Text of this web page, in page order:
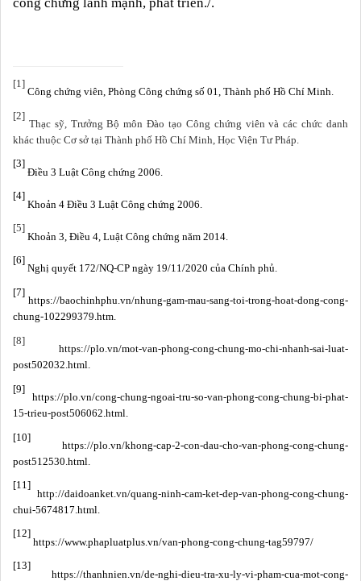
[1]
Công chứng viên, Phòng Công chứng số 01, Thành phố Hồ Chí Minh.
[2]
Thạc sỹ, Trưởng Bộ môn Đào tạo Công chứng viên và các chức danh
khác thuộc Cơ sở tại Thành phố Hồ Chí Minh, Học Viện Tư Pháp.
[3]
Điều 3 Luật Công chứng 2006.
[4]
Khoản 4 Điều 3 Luật Công chứng 2006.
[5]
Khoản 3, Điều 4, Luật Công chứng năm 2014.
[6]
Nghị quyết 172/NQ-CP ngày 19/11/2020 của Chính phủ.
[7]
https://baochinhphu.vn/nhung-gam-mau-sang-toi-trong-hoat-dong-cong-
chung-102299379.htm.
[8]
https://plo.vn/mot-van-phong-cong-chung-mo-chi-nhanh-sai-luat-
post502032.html.
[9]
https://plo.vn/cong-chung-ngoai-tru-so-van-phong-cong-chung-bi-phat-
15-trieu-post506062.html.
[10]
https://plo.vn/khong-cap-2-con-dau-cho-van-phong-cong-chung-
post512530.html.
[11]
http://daidoanket.vn/quang-ninh-cam-ket-dep-van-phong-cong-chung-
chui-5674817.html.
[12]
https://www.phapluatplus.vn/van-phong-cong-chung-tag59797/
[13]
https://thanhnien.vn/de-nghi-dieu-tra-xu-ly-vi-pham-cua-mot-cong-